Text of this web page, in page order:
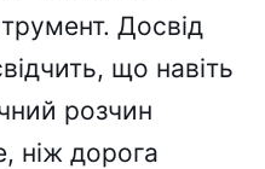
Досвід
що навіть
розчин
ніж дорога